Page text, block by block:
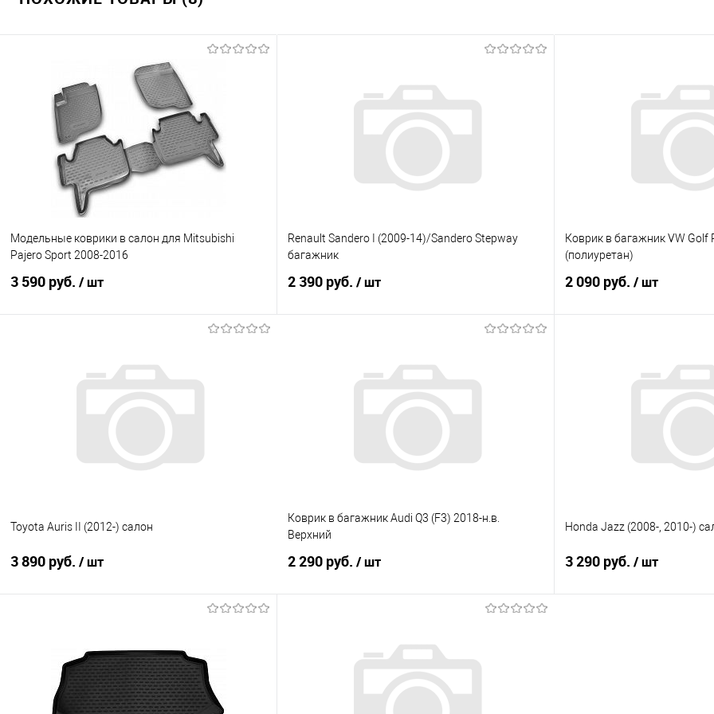
Модельные коврики в салон для Mitsubishi
Pajero Sport 2008-2016
3 590 руб. / шт
Купить в 1 клик
Сравнение
Под заказ
Renault Sandero I (2009-14)/Sandero Stepway
багажник
2 390 руб. / шт
Купить в 1 клик
Сравнение
Под заказ
Коврик в багажник VW Golf
(полиуретан)
2 090 руб. / шт
Купить в 1 клик
Toyota Auris II (2012-) салон
3 890 руб. / шт
Купить в 1 клик
Сравнение
В избранное
Под заказ
Коврик в багажник Audi Q3 (F3) 2018-н.в.
Верхний
2 290 руб. / шт
Купить в 1 клик
Сравнение
Под заказ
Honda Jazz (2008-, 2010-)
3 290 руб. / шт